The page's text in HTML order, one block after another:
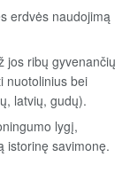
erdvės naudojimą
jos ribų gyvenančių
nuotolinius bei
latvių, gudų).
lygį,
istorinę savimonę.